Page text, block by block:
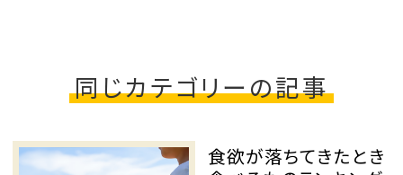
同じカテゴリーの記事
食欲が落ちてきたとき